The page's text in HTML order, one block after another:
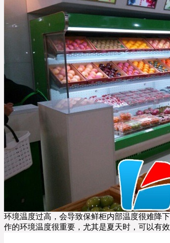
环境温度过高，会导致保鲜柜内部温度很难降
作的环境温度很重要，尤其是夏天时，可以有